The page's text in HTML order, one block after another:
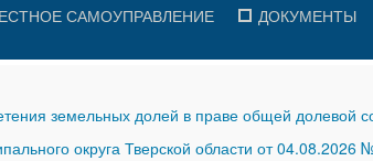
САМОУПРАВЛЕНИЕ ДОКУМЕНТЫ
земельных долей в праве общей долевой
округа Тверской области от 04.08.2026